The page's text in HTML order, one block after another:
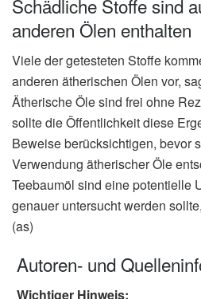
Schädliche Stoffe sind
anderen Ölen enthalten
Viele der getesteten Stoffe
anderen ätherischen Ölen vor,
Ätherische Öle sind frei ohne
sollte die Öffentlichkeit diese
Beweise berücksichtigen, bevor
Verwendung ätherischer Öle
Teebaumöl sind eine potentielle
genauer untersucht werden
(as)
Autoren- und
Wichtiger Hinweis: